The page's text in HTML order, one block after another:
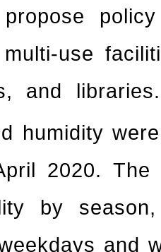
use
and
humidity
2020. The
by
and